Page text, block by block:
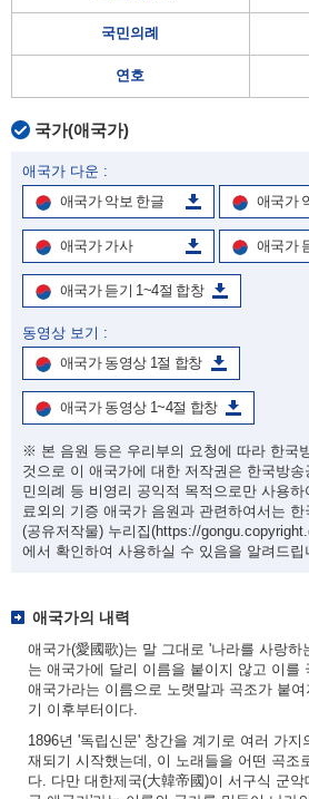
국민의례
연호
국가(애국가)
애국가 다운 :
애국가 악보 한글
애국가
애국가 가사 애국가
애국가 듣기 1~4절 합창
동영상 보기 :
애국가 동영상 1절 합창
애국가 동영상 1~4절 합창
※ 본 음원 등은 우리부의 요청에 따라 한국
것으로 이 애국가에 대한 저작권은 한국방
민의례 등 비영리 공익적 목적으로만 사용
료외의 기증 애국가 음원과 관련하여서는
(공유저작물) 누리집(https://
에서 확인하여 사용하실 수 있음을 알려드립
애국가의 내력
애국가(愛國歌)는 말 그대로 '나라를 사랑
는 애국가에 달리 이름을 붙이지 않고 이를
애국가라는 이름으로 노랫말과 곡조가 붙
기 이후부터이다.
1896년 '독립신문' 창간을 계기로 여러 가
재되기 시작했는데, 이 노래들을 어떤 곡조
다. 다만 대한제국(大韓帝國)이 서구식 군